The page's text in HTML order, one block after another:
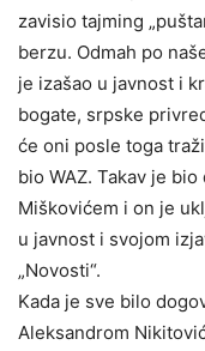
zavisio tajming
berzu. Odmah po
je izašao u javnost i
bogate, srpske
će oni posle toga
bio WAZ. Takav je
Miškovićem i on je
u javnost i svojom
„Novosti“.
Kada je sve bilo
Aleksandrom